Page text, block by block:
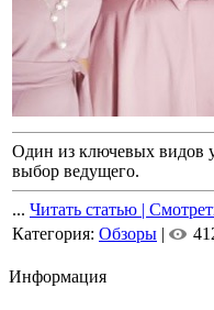
Один из ключевых видов
выбор ведущего.
... Читать статью |
Категория: Обзоры |
Информация